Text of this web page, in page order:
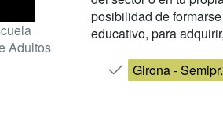
Adultos
posibilidad de
educativo, para
Girona - Semipr.